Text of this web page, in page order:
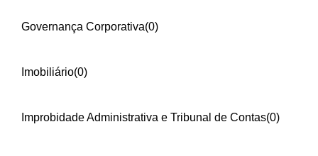
Governança Corporativa(0)
Imobiliário(0)
Improbidade Administrativa e Tribunal de Contas(0)